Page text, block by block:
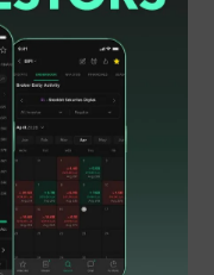
kapasitas
dapat
positif
outlook
ini diprediksi